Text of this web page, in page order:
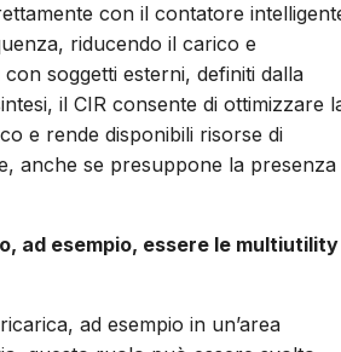
con il contatore
riducendo il carico e
soggetti esterni, definiti dalla
il CIR consente di ottimizzare
e rende disponibili risorse di
anche se presuppone la presenza
ad esempio, essere le multiutility
ad esempio in un’area